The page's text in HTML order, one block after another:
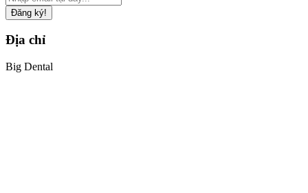
Đăng ký!
Địa chỉ
Big Dental